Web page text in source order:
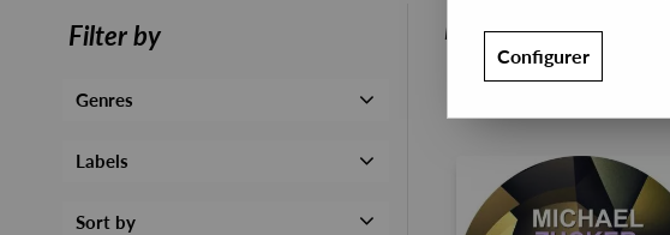
Filter by
Genres
Labels
Sort by
PRESALES EXCLUSIVES
Configurer